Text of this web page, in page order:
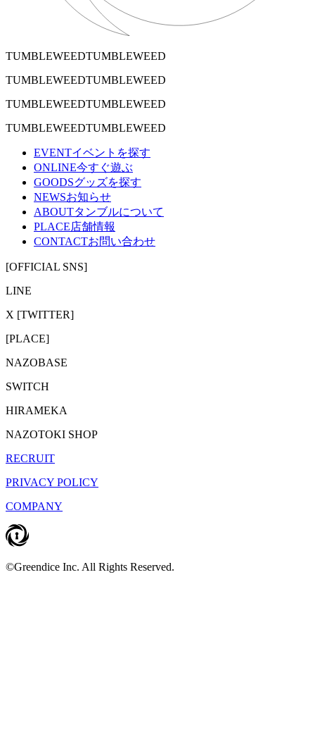
TUMBLEWEEDTUMBLEWEED
TUMBLEWEEDTUMBLEWEED
TUMBLEWEEDTUMBLEWEED
TUMBLEWEEDTUMBLEWEED
EVENTイベントを探す
ONLINE今すぐ遊ぶ
GOODSグッズを探す
NEWSお知らせ
ABOUTタンブルについて
PLACE店舗情報
CONTACTお問い合わせ
[OFFICIAL SNS]
LINE
X [TWITTER]
[PLACE]
NAZOBASE
SWITCH
HIRAMEKA
NAZOTOKI SHOP
RECRUIT
PRIVACY POLICY
COMPANY
©Greendice Inc. All Rights Reserved.